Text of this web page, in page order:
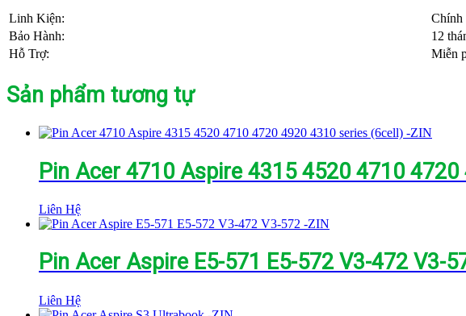
Linh Kiện:
Chính
Bảo Hành:
12
Hỗ Trợ:
Miễn
Sản phẩm tương tự
Pin Acer 4710 Aspire 4315 4520 4710
Liên Hệ
Pin Acer Aspire E5-571 E5-572 V3-472 V3-
Liên Hệ